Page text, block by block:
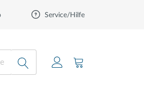
Service/Hilfe